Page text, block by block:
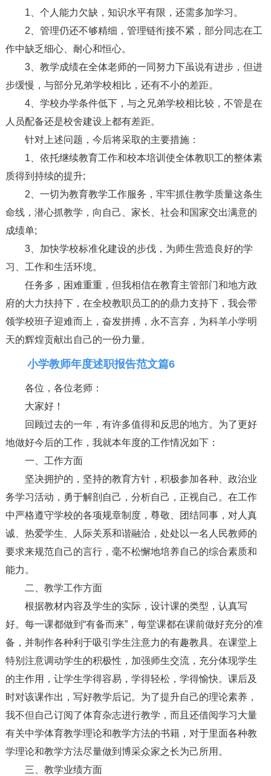
1、个人能力欠缺，知识水平有限，还需多加学习。
2、管理仍还不够精细，管理链衔接不紧，部分同志在工
作中缺乏细心、耐心和恒心。
3、教学成绩在全体老师的一同努力下虽说有进步，但进
步缓慢，与部分兄弟学校相比，还有不小的差距。
4、学校办学条件低下，与之兄弟学校相比较，不管是在
人员配备还是校舍建设上都有差距。
针对上述问题，今后将采取的主要措施：
1、依托继续教育工作和校本培训使全体教职工的整体素
质得到持续的提升;
2、一切为教育教学工作服务，牢牢抓住教学质量这条生
命线，潜心抓教学，向自己、家长、社会和国家交出满意的
成绩单;
3、加快学校标准化建设的步伐，为师生营造良好的学
习、工作和生活环境。
任务多，困难重重，但我相信在教育主管部门和地方政
府的大力扶持下，在全校教职员工的的鼎力支持下，我会带
领学校班子迎难而上，奋发拼搏，永不言弃，为科羊小学明
天的辉煌贡献出自己的一份力量。
小学教师年度述职报告范文篇6
各位，各位老师：
大家好！
回顾过去的一年，有许多值得和反思的地方。为了更好
地做好今后的工作，我就本年度的工作情况如下：
一、工作方面
坚决拥护的，坚持的教育方针，积极参加各种、政治业
务学习活动，勇于解剖自己，分析自己，正视自己。在工作
中严格遵守学校的各项规章制度，尊敬、团结同事，对人真
诚、热爱学生、人际关系和谐融洽，处处以一名人民教师的
要求来规范自己的言行，毫不松懈地培养自己的综合素质和
能力。
二、教学工作方面
根据教材内容及学生的实际，设计课的类型，认真写
好。每一课都做到“有备而来”，每堂课都在课前做好充分的准
备，并制作各种利于吸引学生注意力的有趣教具。在课堂上
特别注意调动学生的积极性，加强师生交流，充分体现学生
的主作用，让学生学得容易，学得轻松，学得愉快。课后及
时对该课作出，写好教学后记。为了提升自己的理论素养，
我不但自己订阅了体育杂志进行教学，而且还借阅学习大量
有关中学体育教学理论和教学方法的书籍，对于里面各种教
学理论和教学方法尽量做到博采众家之长为己所用。
三、教学业绩方面